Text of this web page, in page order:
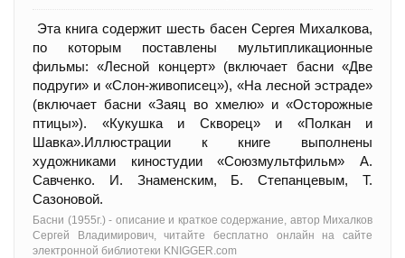
Эта книга содержит шесть басен Сергея Михалкова,
по которым поставлены мультипликационные
фильмы: «Лесной концерт» (включает басни «Две
подруги» и «Слон-живописец»), «На лесной эстраде»
(включает басни «Заяц во хмелю» и «Осторожные
птицы»). «Кукушка и Скворец» и «Полкан и
Шавка».Иллюстрации к книге выполнены
художниками киностудии «Союзмультфильм» А.
Савченко. И. Знаменским, Б. Степанцевым, Т.
Сазоновой.
Басни (1955г.) - oписание и краткое содержание, автор Михалков
Сергей Владимирович, читайте бесплатно онлайн на сайте
электронной библиотеки KNIGGER.com